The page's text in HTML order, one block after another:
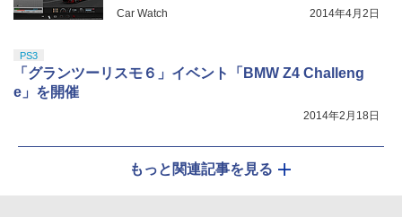
Car Watch 2014年4月2日
PS3
「グランツーリスモ６」イベント「BMW Z4 Challeng
e」を開催
2014年2月18日
もっと関連記事を見る